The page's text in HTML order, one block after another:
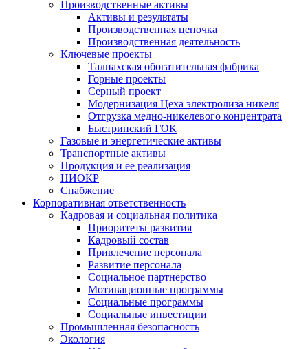
Производственные активы
Активы и результаты
Производственная цепочка
Производственная деятельность
Ключевые проекты
Талнахская обогатительная фабрика
Горные проекты
Серный проект
Модернизация Цеха электролиза никеля
Отгрузка медно-никелевого концентрата
Быстринский ГОК
Газовые и энергетические активы
Транспортные активы
Продукция и ее реализация
НИОКР
Снабжение
Корпоративная ответственность
Кадровая и социальная политика
Приоритеты развития
Кадровый состав
Привлечение персонала
Развитие персонала
Социальное партнерство
Мотивационные программы
Социальные программы
Социальные инвестиции
Промышленная безопасность
Экология